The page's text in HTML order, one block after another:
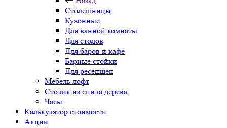
Столешницы
Кухонные
Для ванной комнаты
Для столов
Для баров и кафе
Барные стойки
Для ресепшен
Мебель лофт
Столик из спила дерева
Часы
Калькулятор стоимости
Акции